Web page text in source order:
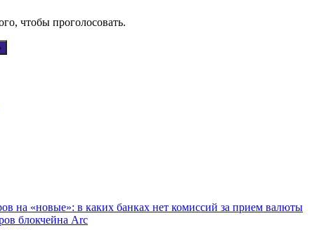
чтобы проголосовать.
на «новые»: в каких банках нет комиссий за прием валюты
блокчейна Arc